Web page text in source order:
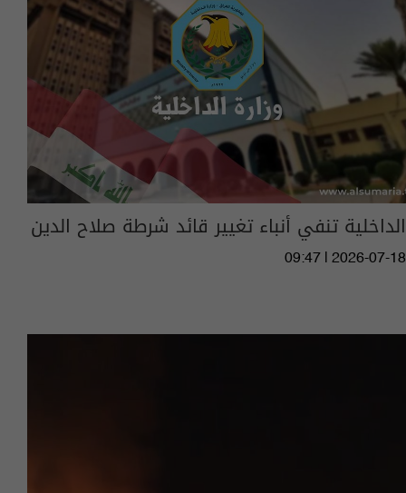
الداخلية تنفي أنباء تغيير قائد شرطة صلاح الدين
09:47 | 2026-07-18